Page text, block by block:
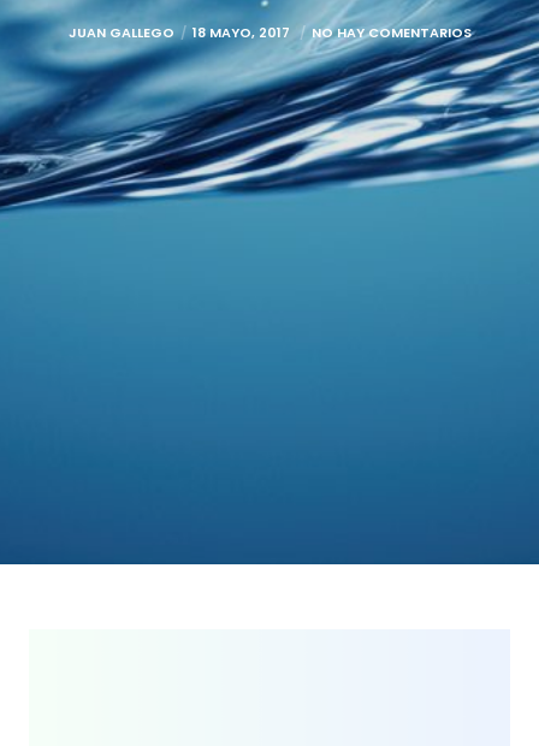
JUAN GALLEGO 18 MAYO, 2017 NO HAY COMENTARIOS